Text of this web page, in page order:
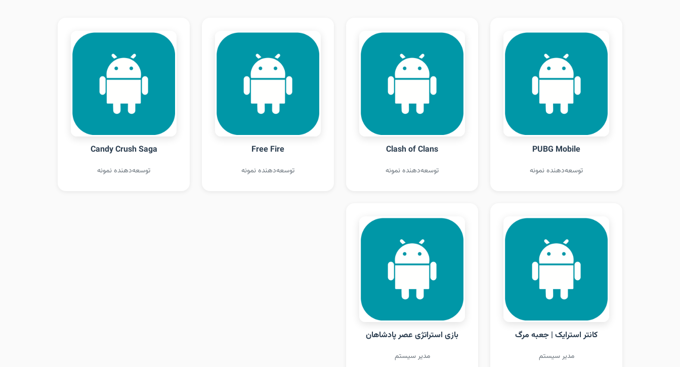
PUBG Mobile
توسعه‌دهنده نمونه
Clash of Clans
توسعه‌دهنده نمونه
Free Fire
توسعه‌دهنده نمونه
Candy Crush Saga
توسعه‌دهنده نمونه
کانتر استرایک | جعبه مرگ
مدیر سیستم
بازی استراتژی عصر پادشاهان
مدیر سیستم